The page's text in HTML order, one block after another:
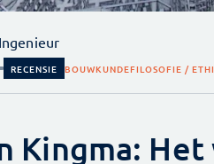
RECENSIE BOUWKUNDEFILOSOFIE /
Kingma: